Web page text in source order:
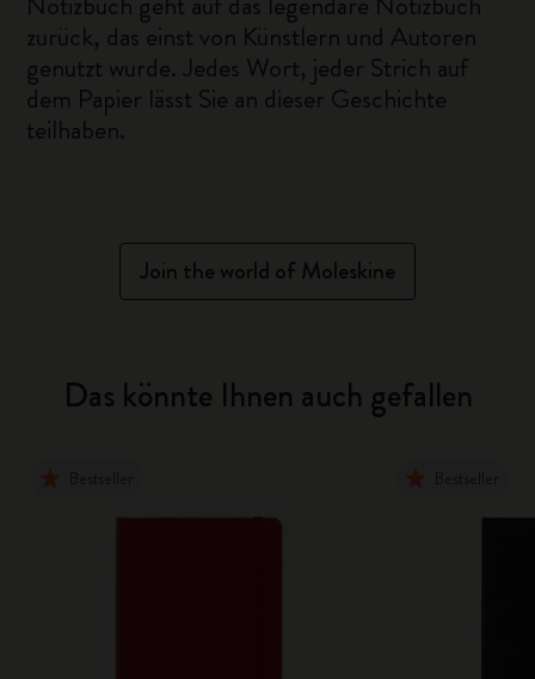
zurück, das einst von Künstlern und Autoren
genutzt wurde. Jedes Wort, jeder Strich auf
dem Papier lässt Sie an dieser Geschichte
teilhaben.
Join the world of Moleskine
Das könnte Ihnen auch gefallen